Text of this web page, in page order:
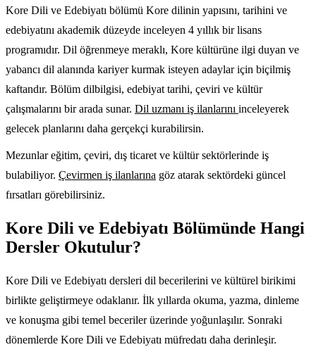
Kore Dili ve Edebiyatı bölümü Kore dilinin yapısını, tarihini ve
edebiyatını akademik düzeyde inceleyen 4 yıllık bir lisans
programıdır. Dil öğrenmeye meraklı, Kore kültürüne ilgi duyan ve
yabancı dil alanında kariyer kurmak isteyen adaylar için biçilmiş
kaftandır. Bölüm dilbilgisi, edebiyat tarihi, çeviri ve kültür
çalışmalarını bir arada sunar. Dil uzmanı iş ilanlarını inceleyerek
gelecek planlarını daha gerçekçi kurabilirsin.
Mezunlar eğitim, çeviri, dış ticaret ve kültür sektörlerinde iş
bulabiliyor. Çevirmen iş ilanlarına göz atarak sektördeki güncel
fırsatları görebilirsiniz.
Kore Dili ve Edebiyatı Bölümünde Hangi
Dersler Okutulur?
Kore Dili ve Edebiyatı dersleri dil becerilerini ve kültürel birikimi
birlikte geliştirmeye odaklanır. İlk yıllarda okuma, yazma, dinleme
ve konuşma gibi temel beceriler üzerinde yoğunlaşılır. Sonraki
dönemlerde Kore Dili ve Edebiyatı müfredatı daha derinleşir.